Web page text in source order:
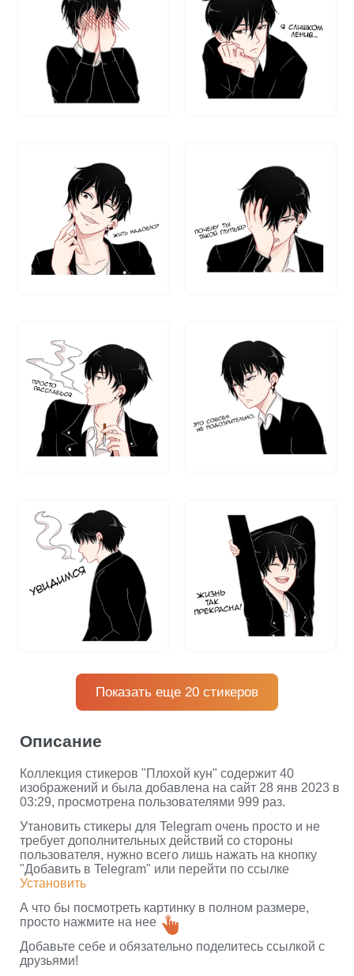
Показать еще 20 стикеров
Описание
Коллекция стикеров "Плохой кун" содержит 40
изображений и была добавлена на сайт 28 янв 2023 в
03:29, просмотрена пользователями 999 раз.
Утановить стикеры для Telegram очень просто и не
требует дополнительных действий со стороны
пользователя, нужно всего лишь нажать на кнопку
"Добавить в Telegram" или перейти по ссылке
Установить
А что бы посмотреть картинку в полном размере,
просто нажмите на нее
Добавьте себе и обязательно поделитесь ссылкой с
друзьями!